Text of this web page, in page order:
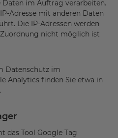
im Auftrag verarbeiten.
Adresse mit anderen Daten
Die IP-Adressen werden
nicht möglich ist
Datenschutz im
Analytics finden Sie etwa in
.
das Tool Google Tag